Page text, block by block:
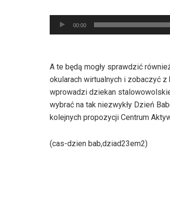
Odtwarzacz
plików
00:00
A te będą mogły sprawdzić
okularach wirtualnych i zobaczyć
wprowadzi dziekan
wybrać na tak niezwykły Dzień
kolejnych propozycji Centrum
(cas-dzien bab,dziad23em2)